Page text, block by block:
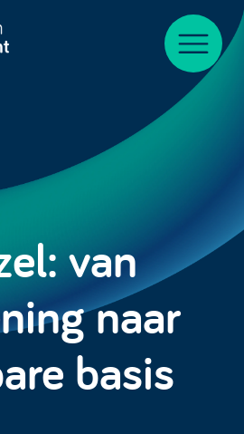
Menu
van
naar
basis